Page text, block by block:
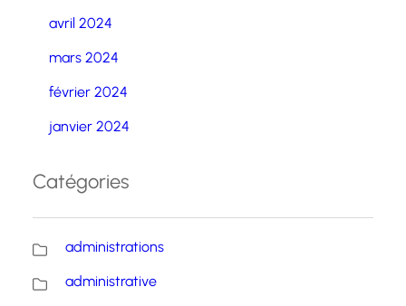
avril 2024
mars 2024
février 2024
janvier 2024
Catégories
administrations
administrative